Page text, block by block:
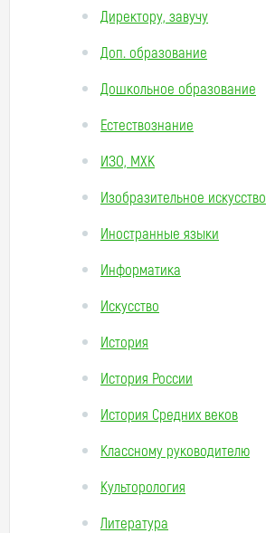
Директору, завучу
Доп. образование
Дошкольное образование
Естествознание
ИЗО, МХК
Изобразительное искусство
Иностранные языки
Информатика
Искусство
История
История России
История Средних веков
Классному руководителю
Культорология
Литература